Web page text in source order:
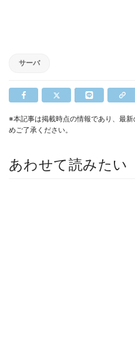
サーバ
※本記事は掲載時点の情報であり、最
めご了承ください。
あわせて読みたい